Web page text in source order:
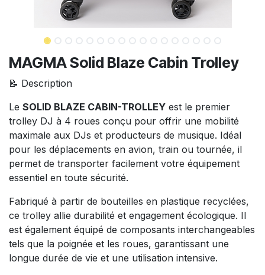
MAGMA Solid Blaze Cabin Trolley
📝 Description
Le SOLID BLAZE CABIN-TROLLEY est le premier
trolley DJ à 4 roues conçu pour offrir une mobilité
maximale aux DJs et producteurs de musique. Idéal
pour les déplacements en avion, train ou tournée, il
permet de transporter facilement votre équipement
essentiel en toute sécurité.
Fabriqué à partir de bouteilles en plastique recyclées,
ce trolley allie durabilité et engagement écologique. Il
est également équipé de composants interchangeables
tels que la poignée et les roues, garantissant une
longue durée de vie et une utilisation intensive.